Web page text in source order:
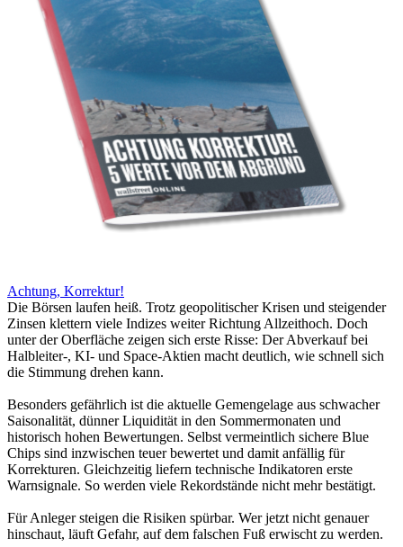
Achtung, Korrektur!
Die Börsen laufen heiß. Trotz geopolitischer Krisen und steigender
Zinsen klettern viele Indizes weiter Richtung Allzeithoch. Doch
unter der Oberfläche zeigen sich erste Risse: Der Abverkauf bei
Halbleiter-, KI- und Space-Aktien macht deutlich, wie schnell sich
die Stimmung drehen kann.
Besonders gefährlich ist die aktuelle Gemengelage aus schwacher
Saisonalität, dünner Liquidität in den Sommermonaten und
historisch hohen Bewertungen. Selbst vermeintlich sichere Blue
Chips sind inzwischen teuer bewertet und damit anfällig für
Korrekturen. Gleichzeitig liefern technische Indikatoren erste
Warnsignale. So werden viele Rekordstände nicht mehr bestätigt.
Für Anleger steigen die Risiken spürbar. Wer jetzt nicht genauer
hinschaut, läuft Gefahr, auf dem falschen Fuß erwischt zu werden.